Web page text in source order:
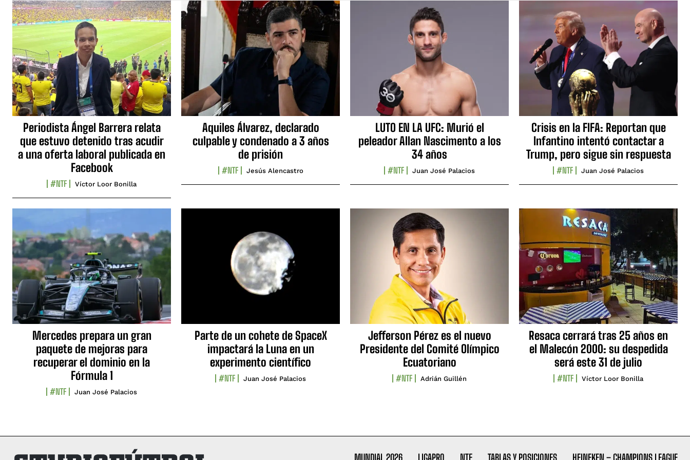
Periodista Ángel Barrera relata
que estuvo detenido tras acudir
a una oferta laboral publicada en
Facebook
#NTF Víctor Loor Bonilla
Aquiles Álvarez, declarado
culpable y condenado a 3 años
de prisión
#NTF Jesús Alencastro
LUTO EN LA UFC: Murió el
peleador Allan Nascimento a los
34 años
#NTF Juan José Palacios
Crisis en la FIFA: Reportan que
Infantino intentó contactar a
Trump, pero sigue sin respuesta
#NTF Juan José Palacios
Mercedes prepara un gran
paquete de mejoras para
recuperar el dominio en la
Fórmula 1
#NTF Juan José Palacios
Parte de un cohete de SpaceX
impactará la Luna en un
experimento científico
#NTF Juan José Palacios
Jefferson Pérez es el nuevo
Presidente del Comité Olímpico
Ecuatoriano
#NTF Adrián Guillén
Resaca cerrará tras 25 años en
el Malecón 2000: su despedida
será este 31 de julio
#NTF Víctor Loor Bonilla
MUNDIAL 2026 LIGAPRO NTF TABLAS Y POSICIONES HEINEKEN – CHAMPIONS LEAGUE